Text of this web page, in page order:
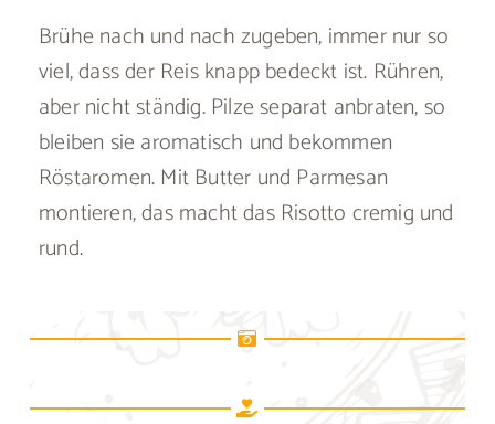
Brühe nach und nach zugeben, immer nur so
viel, dass der Reis knapp bedeckt ist. Rühren,
aber nicht ständig. Pilze separat anbraten, so
bleiben sie aromatisch und bekommen
Röstaromen. Mit Butter und Parmesan
montieren, das macht das Risotto cremig und
rund.